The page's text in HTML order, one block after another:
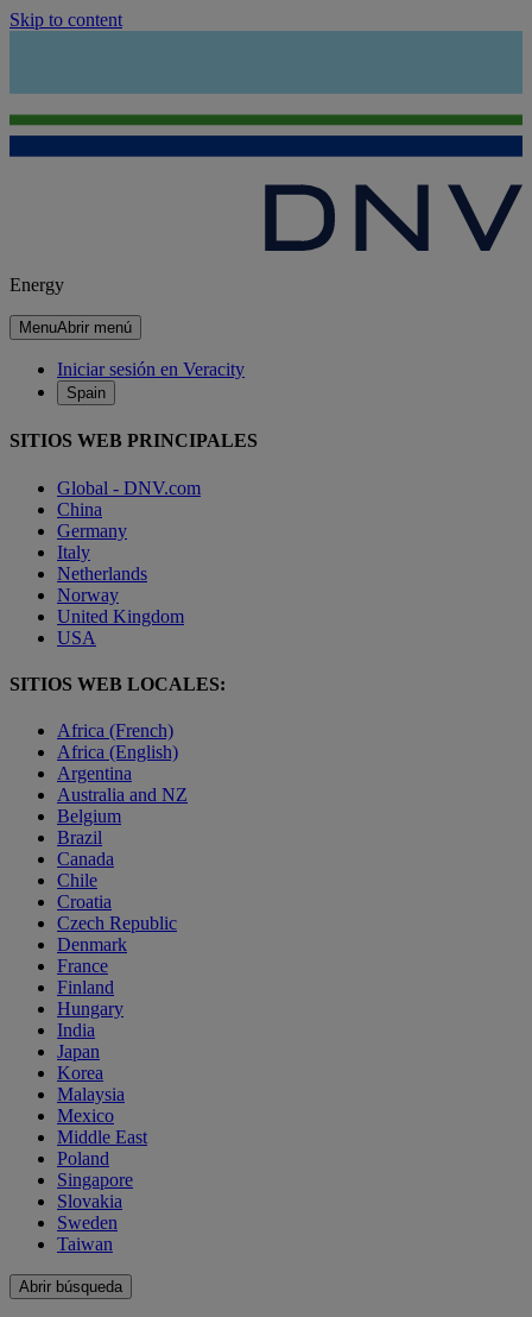
Skip to content
Energy
MenuAbrir menú
Iniciar sesión en Veracity
Spain
SITIOS WEB PRINCIPALES
Global - DNV.com
China
Germany
Italy
Netherlands
Norway
United Kingdom
USA
SITIOS WEB LOCALES:
Africa (French)
Africa (English)
Argentina
Australia and NZ
Belgium
Brazil
Canada
Chile
Croatia
Czech Republic
Denmark
France
Finland
Hungary
India
Japan
Korea
Malaysia
Mexico
Middle East
Poland
Singapore
Slovakia
Sweden
Taiwan
Abrir búsqueda